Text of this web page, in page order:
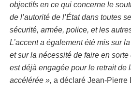
objectifs en ce qui concerne le
de l’autorité de l’État dans toutes
sécurité, armée, police, et les
L’accent a également été mis sur
et sur la nécessité de faire en
est déjà engagée pour le retrait de
accélérée », a déclaré Jean-Pierre